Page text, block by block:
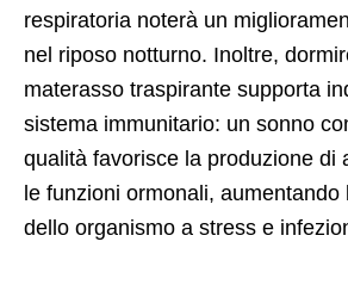
respiratoria noterà un
nel riposo notturno. Inoltre,
materasso traspirante supporta
sistema immunitario: un sonno
qualità favorisce la produzione di
le funzioni ormonali, aumentando
dello organismo a stress e